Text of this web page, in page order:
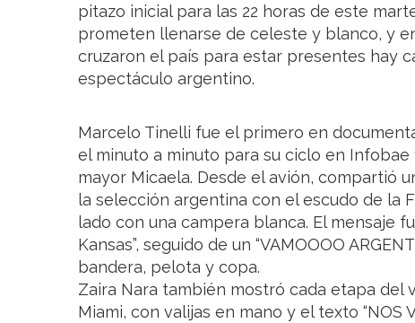
pitazo inicial para las 22 horas de este
prometen llenarse de celeste y blanco, y
cruzaron el país para estar presentes hay
espectáculo argentino.
Marcelo Tinelli fue el primero en
el minuto a minuto para su ciclo en
mayor Micaela. Desde el avión, compartió
la selección argentina con el escudo de la
lado con una campera blanca. El mensaje
Kansas”, seguido de un “VAMOOOO
bandera, pelota y copa.
Zaira Nara también mostró cada etapa del
Miami, con valijas en mano y el texto “NOS